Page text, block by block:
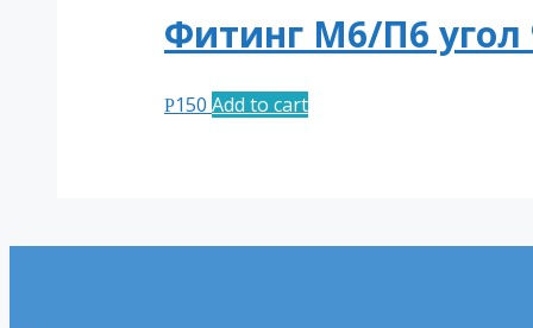
Фитинг М6/П6 угол
Р150 Add to cart